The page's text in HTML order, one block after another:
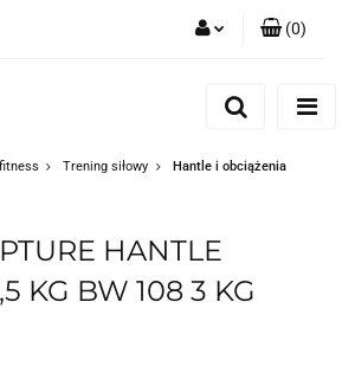
Dodaj zgłoszenie
(0)
Trening siłowy Hantle i obciążenia
HANTLE
KG BW 108 3 KG